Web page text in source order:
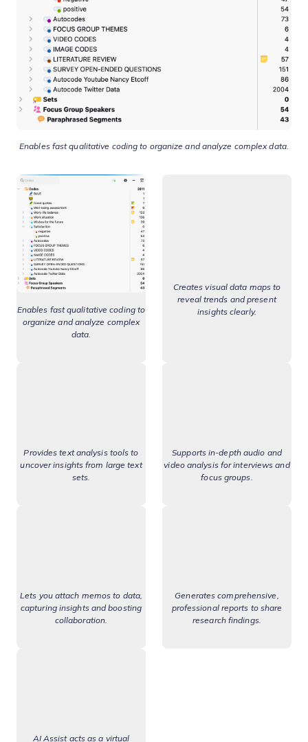
Enables fast qualitative coding to organize and analyze complex data.
Enables fast qualitative coding to
organize and analyze complex
data.
Creates visual data maps to
reveal trends and present
insights clearly.
Provides text analysis tools to
uncover insights from large text
sets.
Supports in-depth audio and
video analysis for interviews and
focus groups.
Lets you attach memos to data,
capturing insights and boosting
collaboration.
Generates comprehensive,
professional reports to share
research findings.
AI Assist acts as a virtual